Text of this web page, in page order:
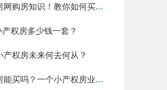
识！教你如何买到称心如意的房子
权房多少钱一套？
权房未来何去何从？
？一个小产权房业主的心声